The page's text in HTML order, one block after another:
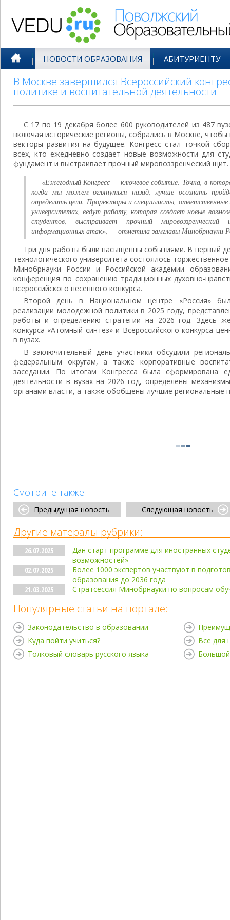
НОВОСТИ ОБРАЗОВАНИЯ АБИТУРИЕНТУ
В Москве завершился Всероссийский
политике и воспитательной деятельности
С 17 по 19 декабря более 600 руководителей из 487
включая исторические регионы, собрались в Москве, чтобы
векторы развития на будущее. Конгресс стал точкой
всех, кто ежедневно создает новые возможности для
фундамент и выстраивает прочный мировоззренческий щит.
«Ежегодный Конгресс — ключевое событие. Точка, в
когда мы можем оглянуться назад, лучше осознать
определить цели. Проректоры и специалисты,
университетах, ведут работу, которая создает новые
студентов, выстраивает прочный
информационных атак», — отметила замглавы Минобрнауки
Три дня работы были насыщенны событиями. В первый
технологического университета состоялось
Минобрнауки России и Российской академии
конференция по сохранению традиционных духовно-
всероссийского песенного конкурса.
Второй день в Национальном центре «Россия»
реализации молодежной политики в 2025 году,
работы и определению стратегии на 2026 год. Здесь
конкурса «Атомный синтез» и Всероссийского конкурса
в вузах.
В заключительный день участники обсудили
федеральным округам, а также корпоративные
заседании. По итогам Конгресса была сформирована
деятельности в вузах на 2026 год, определены
органами власти, а также обобщены лучшие региональные
Смотрите также:
Предыдущая новость Следующая новость
Другие матералы рубрики:
26.07.2025
Дан старт программе для иностранных
возможностей»
02.07.2025
Более 1000 экспертов участвуют в
образования до 2036 года
21.03.2025
Стратсессия Минобрнауки по вопросам
Популярные статьи на портале:
Законодательство в образовании
Куда пойти учиться?
Толковый словарь русского языка
Все для
Большой